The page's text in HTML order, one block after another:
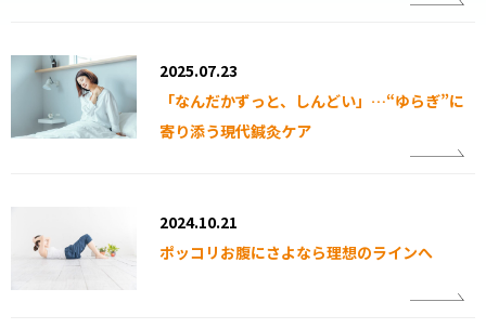
2025.07.23
「なんだかずっと、しんどい」…“ゆらぎ”に
寄り添う現代鍼灸ケア
2024.10.21
ポッコリお腹にさよなら理想のラインへ